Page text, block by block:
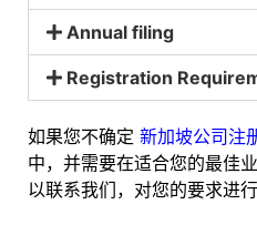
Annual filing​
Registration
如果您不确定 新加坡公司注
中，并需要在适合您的最佳
以联系我们，对您的要求进行